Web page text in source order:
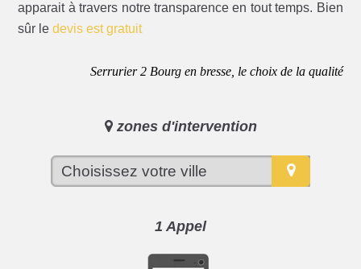
apparait à travers notre transparence en tout temps. Bien
sûr ledevis est gratuit
Serrurier 2 Bourg en bresse, le choix de la qualité
zones d'intervention
1 Appel